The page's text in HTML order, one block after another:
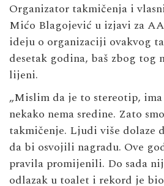
Organizator takmičenja i
Mićo Blagojević u izjavi za
ideju o organizaciji ovakvog
desetak godina, baš zbog tog
lijeni.
„Mislim da je to stereotip,
nekako nema sredine. Zato
takmičenje. Ljudi više dolaze
da bi osvojili nagradu. Ove
pravila promijenili. Do sada
odlazak u toalet i rekord je bio